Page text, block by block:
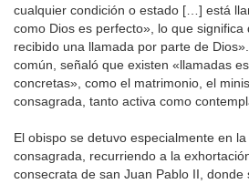
cualquier condición o estado […] está
como Dios es perfecto», lo que significa
recibido una llamada por parte de
común, señaló que existen «llamadas
concretas», como el matrimonio, el
consagrada, tanto activa como
El obispo se detuvo especialmente en
consagrada, recurriendo a la
consecrata de san Juan Pablo II, donde